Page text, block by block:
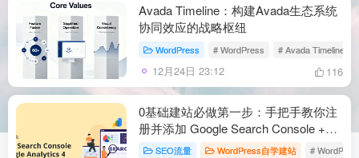
Avada Timeline：构建Avada生态系统
协同效应的战略枢纽
WordPress # WordPress # Avada Timeline
12月24日 23:12 116
0基础建站必做第一步：手把手教你注
册并添加 Google Search Console +
Google Analytics 4（2026最新版）
SEO流量 WordPress自学建站 #